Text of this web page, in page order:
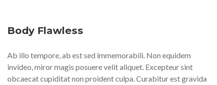
Body Flawless
Ab illo tempore, ab est sed immemorabili. Non equidem
invideo, miror magis posuere velit aliquet. Excepteur sint
obcaecat cupiditat non proident culpa. Curabitur est gravida